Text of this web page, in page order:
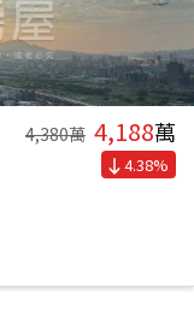
4,380萬 4,188萬
4.38%